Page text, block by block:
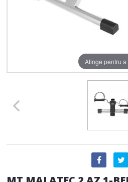
Atinge pentru a